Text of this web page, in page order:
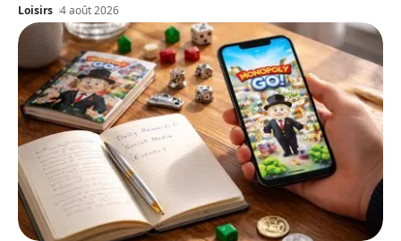
Loisirs 4 août 2026